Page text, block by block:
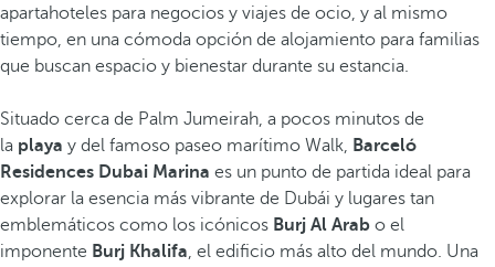
apartahoteles para negocios y viajes de ocio, y al mismo
tiempo, en una cómoda opción de alojamiento para familias
que buscan espacio y bienestar durante su estancia.
Situado cerca de Palm Jumeirah, a pocos minutos de
la playa y del famoso paseo marítimo Walk, Barceló
Residences Dubai Marina es un punto de partida ideal para
explorar la esencia más vibrante de Dubái y lugares tan
emblemáticos como los icónicos Burj Al Arab o el
imponente Burj Khalifa, el edificio más alto del mundo. Una